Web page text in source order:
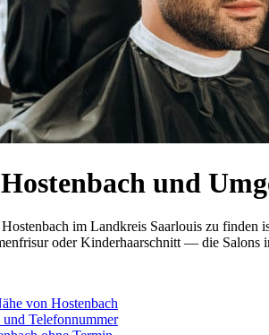
und
im Landkreis Saarlouis zu finden
oder Kinderhaarschnitt — die Salons
von Hostenbach
Telefonnummer